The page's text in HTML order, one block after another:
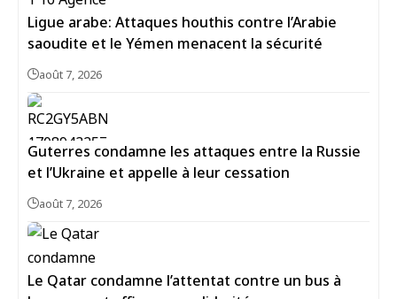
Ligue arabe: Attaques houthis contre l’Arabie
saoudite et le Yémen menacent la sécurité
août 7, 2026
Guterres condamne les attaques entre la Russie
et l’Ukraine et appelle à leur cessation
août 7, 2026
Le Qatar condamne l’attentat contre un bus à